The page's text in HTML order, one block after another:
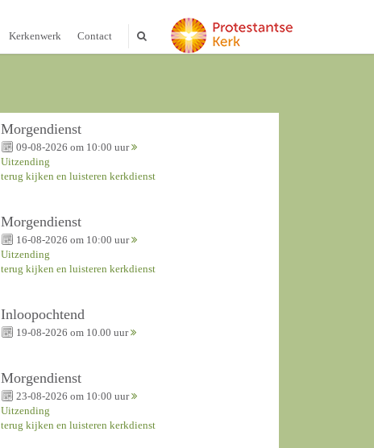
Kerkenwerk Contact
Morgendienst
09-08-2026 om 10:00 uur
Uitzending
terug kijken en luisteren kerkdienst
Morgendienst
16-08-2026 om 10:00 uur
Uitzending
terug kijken en luisteren kerkdienst
Inloopochtend
19-08-2026 om 10.00 uur
Morgendienst
23-08-2026 om 10:00 uur
Uitzending
terug kijken en luisteren kerkdienst